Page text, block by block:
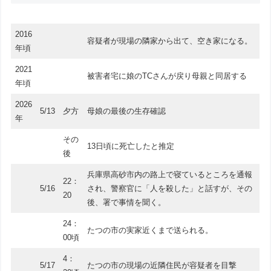
2016
年頃
容疑者が現場の隣家から出て、空き家になる。
2021
年頃
被害者宅に娘のTCさんが戻り母親と同居する
2026
年
5/13 夕方 母娘の最後の生存確認
その
後
13日頃に死亡したと推定
5/16
22：
20
兵庫県高砂市内の路上で寝ているところを通報
され、警察官に「人を殺した」と話すが、その
後、署で事情を聞く。
24：
00頃
たつの市の実家近くまで送られる。
5/17
4：
たつの市の現場の近隣住民が容疑者を目撃